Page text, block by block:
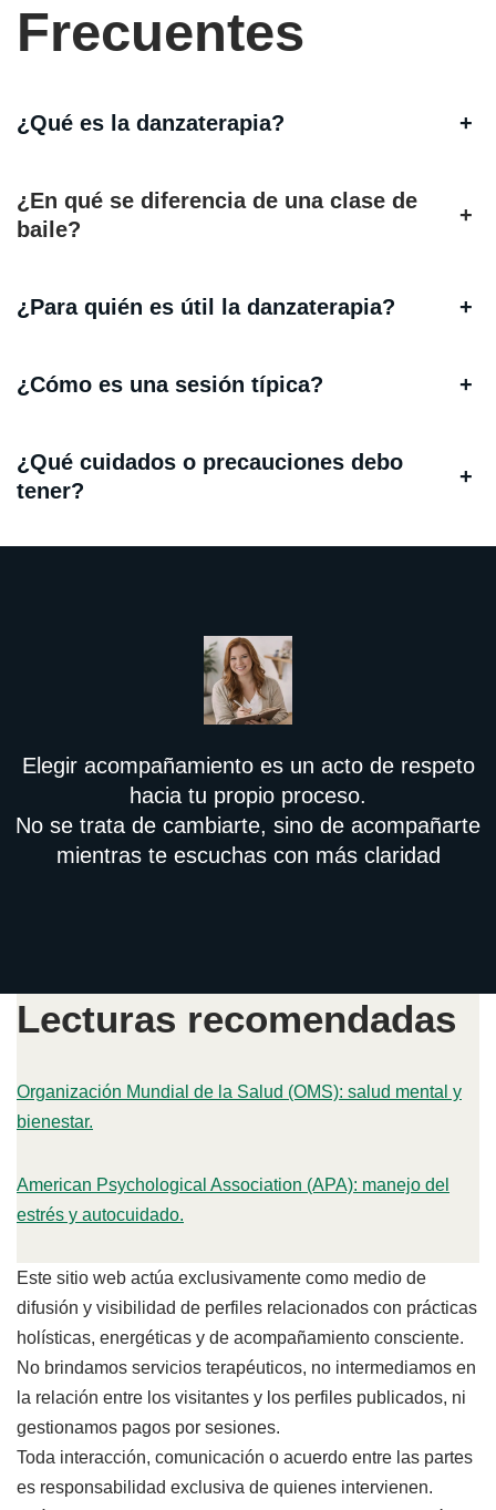
Frecuentes
¿Qué es la danzaterapia? +
¿En qué se diferencia de una clase de
baile?
+
¿Para quién es útil la danzaterapia? +
¿Cómo es una sesión típica? +
¿Qué cuidados o precauciones debo
tener?
+
Elegir acompañamiento es un acto de respeto
hacia tu propio proceso.
No se trata de cambiarte, sino de acompañarte
mientras te escuchas con más claridad
Lecturas recomendadas
Organización Mundial de la Salud (OMS): salud mental y
bienestar.
American Psychological Association (APA): manejo del
estrés y autocuidado.
Este sitio web actúa exclusivamente como medio de
difusión y visibilidad de perfiles relacionados con prácticas
holísticas, energéticas y de acompañamiento consciente.
No brindamos servicios terapéuticos, no intermediamos en
la relación entre los visitantes y los perfiles publicados, ni
gestionamos pagos por sesiones.
Toda interacción, comunicación o acuerdo entre las partes
es responsabilidad exclusiva de quienes intervienen.